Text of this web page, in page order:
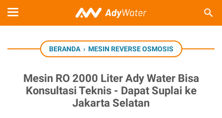
BERANDA › MESIN REVERSE OSMOSIS
Mesin RO 2000 Liter Ady Water Bisa
Konsultasi Teknis - Dapat Suplai ke
Jakarta Selatan